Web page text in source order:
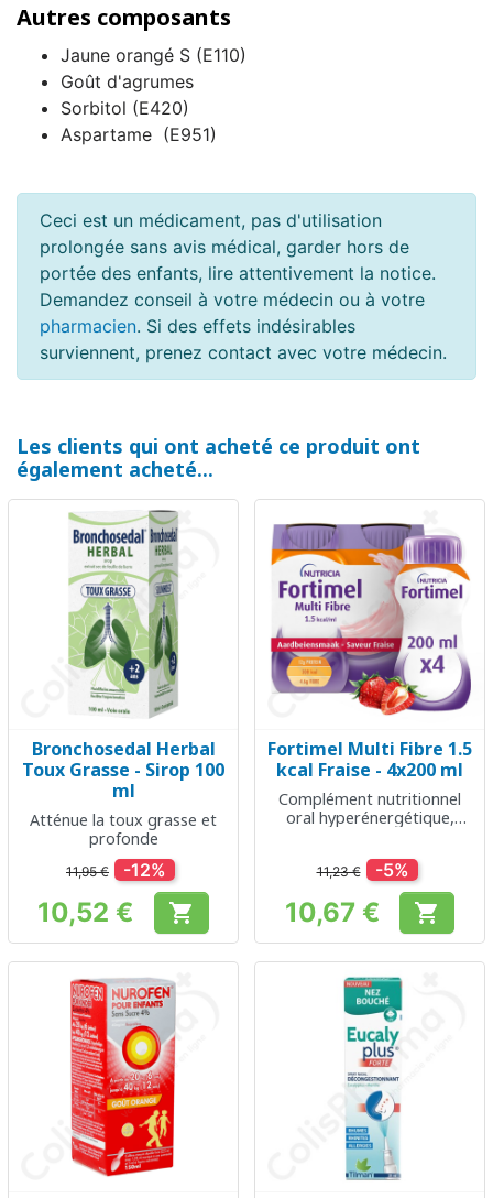
Autres composants
Jaune orangé S (E110)
Goût d'agrumes
Sorbitol (E420)
Aspartame (E951)
Ceci est un médicament, pas d'utilisation
prolongée sans avis médical, garder hors de
portée des enfants, lire attentivement la notice.
Demandez conseil à votre médecin ou à votre
pharmacien. Si des effets indésirables
surviennent, prenez contact avec votre médecin.
Les clients qui ont acheté ce produit ont
également acheté...
Bronchosedal Herbal
Toux Grasse - Sirop 100
ml
Atténue la toux grasse et
profonde
11,95 € -12%
Prix
10,52 € 
Fortimel Multi Fibre 1.5
kcal Fraise - 4x200 ml
Complément nutritionnel
oral hyperénergétique,
11,23 € -5%
Prix
10,67 € 